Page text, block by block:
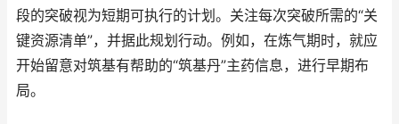
段的突破视为短期可执行的计划。关注每次突破所需的“关
键资源清单”，并据此规划行动。例如，在炼气期时，就应
开始留意对筑基有帮助的“筑基丹”主药信息，进行早期布
局。